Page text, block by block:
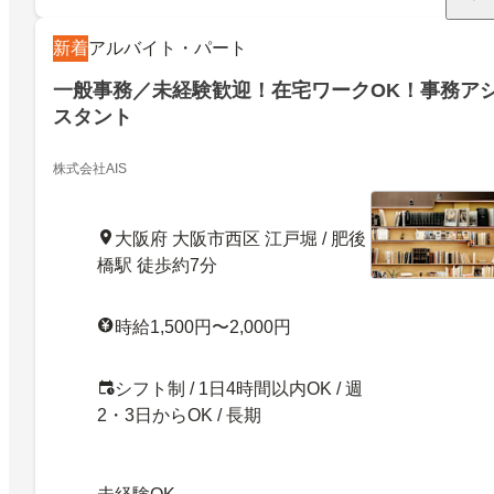
新着アルバイト・パート
一般事務／未経験歓迎！在宅ワークOK！事務ア
スタント
株式会社AIS
大阪府 大阪市西区 江戸堀 / 肥後
橋駅 徒歩約7分
時給1,500円〜2,000円
シフト制 / 1日4時間以内OK / 週
2・3日からOK / 長期